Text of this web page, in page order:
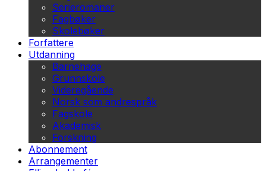
Serieromaner
Fagbøker
Skolebøker
Forfattere
Utdanning
Barnehage
Grunnskole
Videregående
Norsk som andrespråk
Fagskole
Akademisk
Forskning
Abonnement
Arrangementer